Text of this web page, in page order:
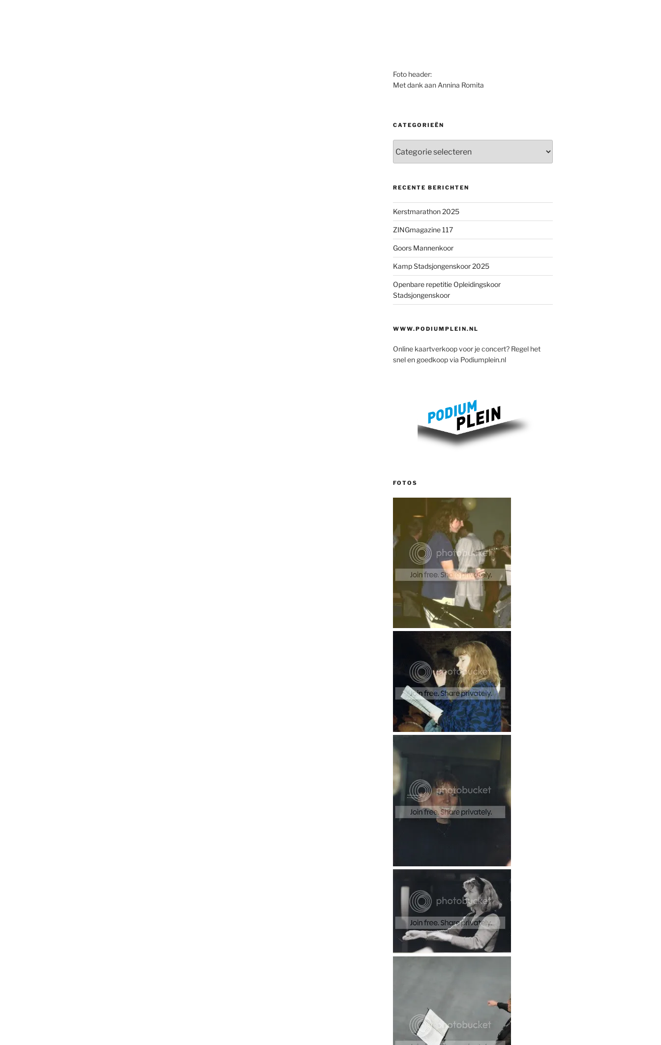
Foto header:
Met dank aan Annina Romita
CATEGORIEËN
RECENTE BERICHTEN
Kerstmarathon 2025
ZINGmagazine 117
Goors Mannenkoor
Kamp Stadsjongenskoor 2025
Openbare repetitie Opleidingskoor
Stadsjongenskoor
WWW.PODIUMPLEIN.NL
Online kaartverkoop voor je concert? Regel het
snel en goedkoop via Podiumplein.nl
FOTOS